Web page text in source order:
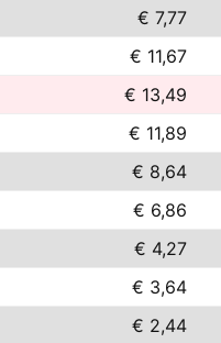
€ 7,77
€ 11,67
€ 13,49
€ 11,89
€ 8,64
€ 6,86
€ 4,27
€ 3,64
€ 2,44